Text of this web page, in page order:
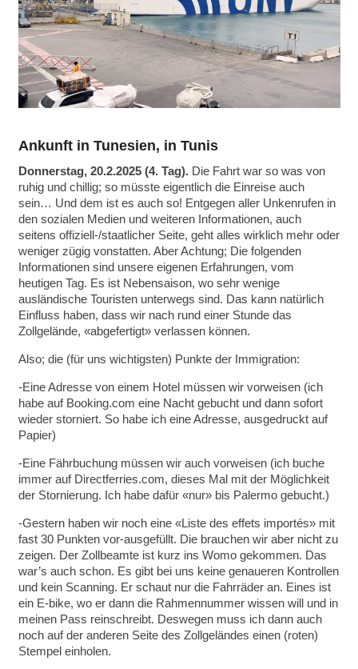
Ankunft in Tunesien, in Tunis
Donnerstag, 20.2.2025 (4. Tag).Die Fahrt war so was von
ruhig und chillig; so müsste eigentlich die Einreise auch
sein… Und dem ist es auch so! Entgegen aller Unkenrufen in
den sozialen Medien und weiteren Informationen, auch
seitens offiziell-/staatlicher Seite, geht alles wirklich mehr oder
weniger zügig vonstatten. Aber Achtung; Die folgenden
Informationen sind unsere eigenen Erfahrungen, vom
heutigen Tag. Es ist Nebensaison, wo sehr wenige
ausländische Touristen unterwegs sind. Das kann natürlich
Einfluss haben, dass wir nach rund einer Stunde das
Zollgelände, «abgefertigt» verlassen können.
Also; die (für uns wichtigsten) Punkte der Immigration:
-Eine Adresse von einem Hotel müssen wir vorweisen (ich
habe auf Booking.com eine Nacht gebucht und dann sofort
wieder storniert. So habe ich eine Adresse, ausgedruckt auf
Papier)
-Eine Fährbuchung müssen wir auch vorweisen (ich buche
immer auf Directferries.com, dieses Mal mit der Möglichkeit
der Stornierung. Ich habe dafür «nur» bis Palermo gebucht.)
-Gestern haben wir noch eine «Liste des effets importés» mit
fast 30 Punkten vor-ausgefüllt. Die brauchen wir aber nicht zu
zeigen. Der Zollbeamte ist kurz ins Womo gekommen. Das
war’s auch schon. Es gibt bei uns keine genaueren Kontrollen
und kein Scanning. Er schaut nur die Fahrräder an. Eines ist
ein E-bike, wo er dann die Rahmennummer wissen will und in
meinen Pass reinschreibt. Deswegen muss ich dann auch
noch auf der anderen Seite des Zollgeländes einen (roten)
Stempel einholen.